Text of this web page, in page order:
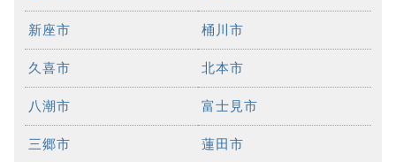
新座市 桶川市
久喜市 北本市
八潮市 富士見市
三郷市 蓮田市